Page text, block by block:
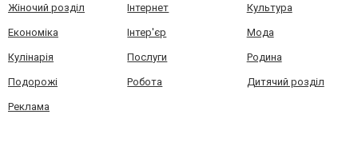
Жіночий розділ Інтернет Культура
Економіка Інтер'єр Мода
Кулінарія Послуги Родина
Подорожі Робота Дитячий розділ
Реклама